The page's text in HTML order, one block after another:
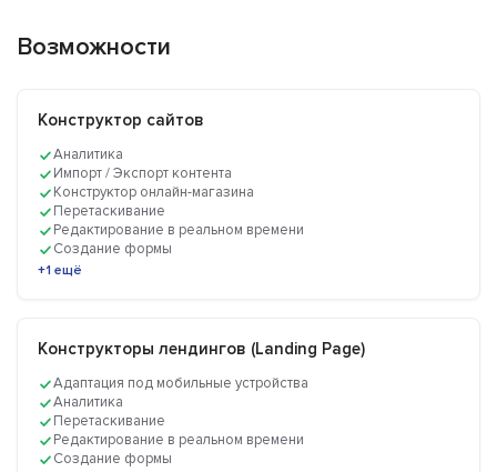
Возможности
Конструктор сайтов
Аналитика
Импорт / Экспорт контента
Конструктор онлайн-магазина
Перетаскивание
Редактирование в реальном времени
Создание формы
+1 ещё
Конструкторы лендингов (Landing Page)
Адаптация под мобильные устройства
Аналитика
Перетаскивание
Редактирование в реальном времени
Создание формы